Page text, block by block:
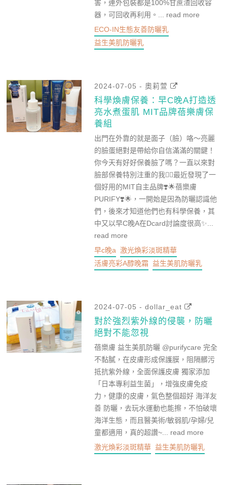
害，連外包裝都是100%甘蔗渣回收容
器，可回收再利用。... read more
ECO-IN生態友善防曬乳
益生美肌防曬乳
2024-07-05 - 奧莉萱
科學煥膚保養：早C晚A打造透
亮水煮蛋肌 MIT品牌蓓樂膚保
養組
出門在外靠的就是面子（臉）咯～亮麗
的臉蛋絕對是帶給你自信滿滿的關鍵！
你今天有好好保養臉了嗎？一直以來對
臉部保養特別注重的我🙋‍♀️最近發現了一
個好用的MIT自主品牌❣️🌟蓓樂膚
PURIFY❣️🌟，一開始是因為防曬認識他
們，後來才知道他們也有科學保養，其
中又以早C晚A在Dcard討論度很高✨...
read more
早c晚a 激光煥彩淡斑精華
活膚亮彩A醇晚霜
益生美肌防曬乳
2024-07-05 - dollar_eat
對於強烈紫外線的侵襲，防曬
絕對不能忽視
蓓樂膚 益生美肌防曬 @purifycare 完全
不黏膩，在皮膚形成保護膜，阻隔髒污
抵抗紫外線，全面保護皮膚 獨家添加
「日本專利益生菌」，增強皮膚免疫
力，健康的皮膚，氣色整個超好 海洋友
善 防曬，去玩水運動也能擦，不怕破壞
海洋生態，而且醫美術/敏弱肌/孕婦/兒
童都適用，真的超讚~... read more
激光煥彩淡斑精華 益生美肌防曬乳